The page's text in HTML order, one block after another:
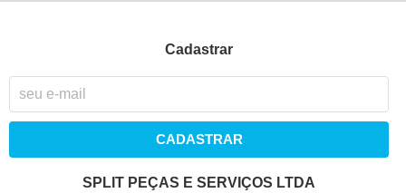
Cadastrar
CADASTRAR
SPLIT PEÇAS E SERVIÇOS LTDA